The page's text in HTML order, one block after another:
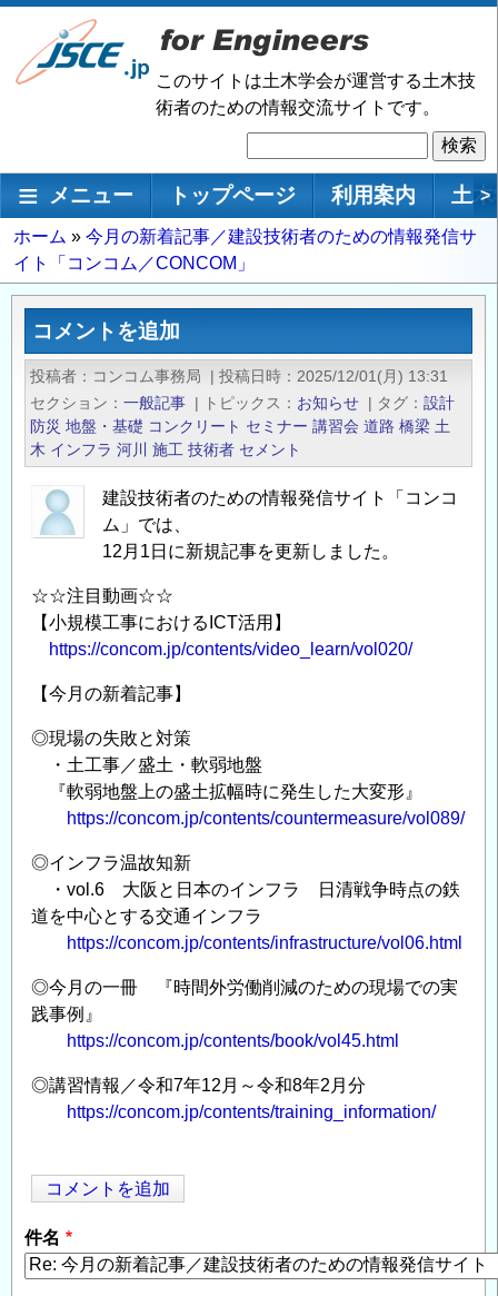
メ
ン
動
このサイトは土木学会が運営する土木技
術者のための情報交流サイトです。
索
メインナビゲーション
メニュー トップページ 利用案内 土 >
パ
ン
く
ホーム
今月の新着記事／建設技術者のための情報発信サ
イト「コンコム／CONCOM」
コメントを追加
投稿者 コンコム事務局 | 投稿日時
2025/12/01(月) 13:31
セクション
一般記事 | トピックス お知らせ | タグ
設計
防災 地盤・基礎 コンクリート セミナー 講習会 道路 橋梁 土
木 インフラ 河川 施工 技術者 セメント
建設技術者のための情報発信サイト「コンコ
ム」では、
12月1日に新規記事を更新しました。
☆☆注目動画☆☆
【小規模工事におけるICT活用】
https://concom.jp/contents/video_learn/vol020/
【今月の新着記事】
◎現場の失敗と対策
・土工事／盛土・軟弱地盤
『軟弱地盤上の盛土拡幅時に発生した大変形』
https://concom.jp/contents/countermeasure/vol089/
◎インフラ温故知新
・vol.6 大阪と日本のインフラ 日清戦争時点の鉄
道を中心とする交通インフラ
https://concom.jp/contents/infrastructure/vol06.html
◎今月の一冊 『時間外労働削減のための現場での実
践事例』
https://concom.jp/contents/book/vol45.html
◎講習情報／令和7年12月～令和8年2月分
https://concom.jp/contents/training_information/
コメントを追加
件名